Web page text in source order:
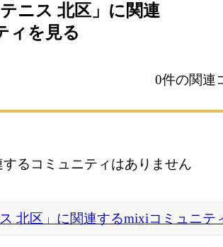
ニス 北区」に関連
ィを見る
0件の関連
するコミュニティはありません
北区」に関連するmixiコミュニテ